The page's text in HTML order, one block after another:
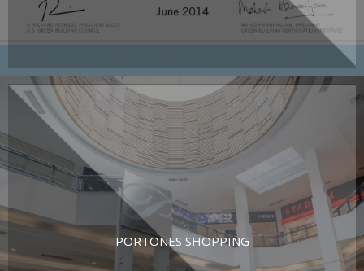
PORTONES SHOPPING